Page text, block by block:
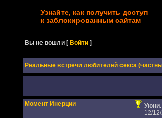
Узнайте, как получить доступ
к заблокированным сайтам
Вы не вошли [Войти ]
Реальные встречи любителей секса
Момент Инерции
Уюни.
12/